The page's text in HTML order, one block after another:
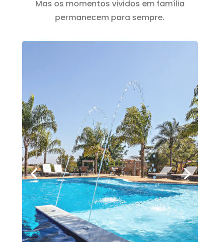
Mas os momentos vividos em família
permanecem para sempre.